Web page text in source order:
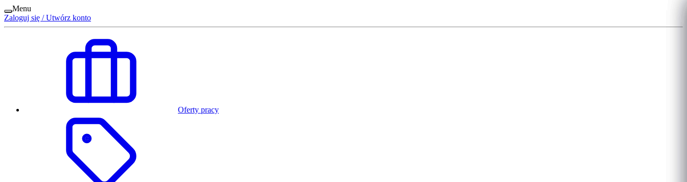
Menu
Zaloguj się / Utwórz konto
Oferty pracy